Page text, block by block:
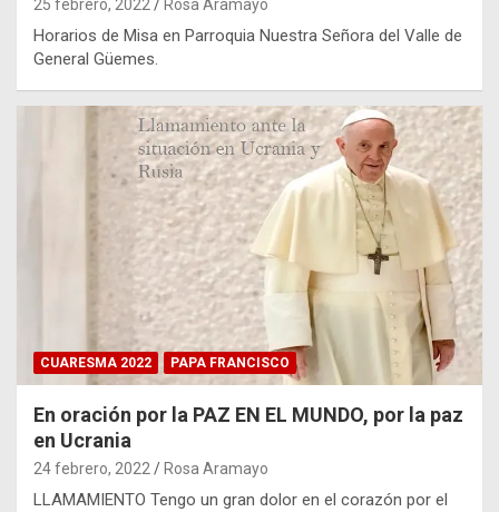
25 febrero, 2022 Rosa Aramayo
Horarios de Misa en Parroquia Nuestra Señora del Valle de
General Güemes.
CUARESMA 2022 PAPA FRANCISCO
En oración por la PAZ EN EL MUNDO, por la paz
en Ucrania
24 febrero, 2022 Rosa Aramayo
LLAMAMIENTO Tengo un gran dolor en el corazón por el